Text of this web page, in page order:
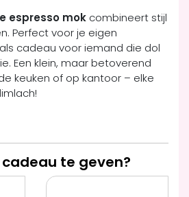
espresso mok combineert stijl
Perfect voor je eigen
cadeau voor iemand die dol
Een klein, maar betoverend
keuken of op kantoor – elke
cadeau te geven?